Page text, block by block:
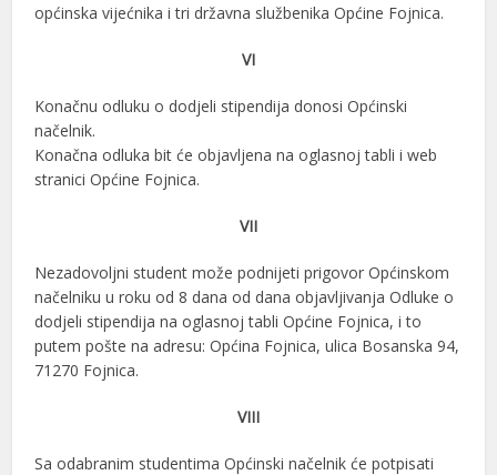
općinska vijećnika i tri državna službenika Općine Fojnica.
VI
Konačnu odluku o dodjeli stipendija donosi Općinski
načelnik.
Konačna odluka bit će objavljena na oglasnoj tabli i web
stranici Općine Fojnica.
VII
Nezadovoljni student može podnijeti prigovor Općinskom
načelniku u roku od 8 dana od dana objavljivanja Odluke o
dodjeli stipendija na oglasnoj tabli Općine Fojnica, i to
putem pošte na adresu: Općina Fojnica, ulica Bosanska 94,
71270 Fojnica.
VIII
Sa odabranim studentima Općinski načelnik će potpisati